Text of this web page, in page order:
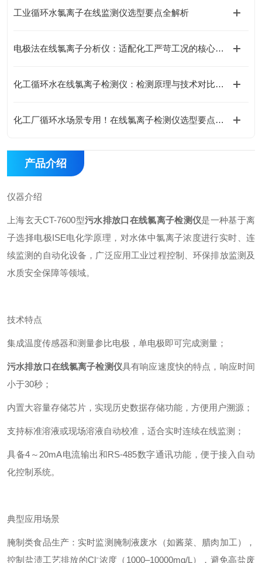
工业循环水氯离子在线监测仪选型要点全解析
电极法在线氯离子分析仪：适配化工严苛工况的核心优势
化工循环水在线氯离子检测仪：检测原理与技术对比分析
化工厂循环水场景专用！在线氯离子检测仪选型要点与参数解读
产品介绍
仪器介绍
上海玄天CT-7600型污水排放口在线氯离子检测仪是一种基于离
子选择电极ISE电化学原理，对水体中氯离子浓度进行实时、连
续监测的自动化设备，广泛应用工业过程控制、环保排放监测及
水质安全保障等领域。
技术特点
集成温度传感器和测量参比电极，单电极即可完成测量；
污水排放口在线氯离子检测仪具有响应速度快的特点，响应时间
小于30秒；
内置大容量存储芯片，实现历史数据存储功能，方便用户溯源；
支持标准溶液或现场溶液自动校准，适合实时连续在线监测；
具备4～20mA电流输出和RS-485数字通讯功能，便于接入自动
化控制系统。
典型应用场景
腌制类食品生产：实时监测腌制液废水（如酱菜、腊肉加工），
控制盐渍工艺排放的Cl⁻浓度（1000–10000mg/L），避免高盐废